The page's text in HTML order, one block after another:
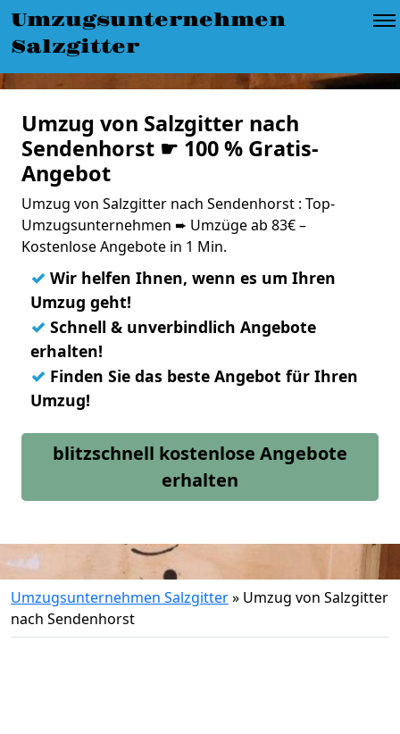
Umzugsunternehmen
Salzgitter
Umzug von Salzgitter nach
Sendenhorst ☛ 100 % Gratis-
Angebot
Umzug von Salzgitter nach Sendenhorst : Top-
Umzugsunternehmen ➨ Umzüge ab 83€ –
Kostenlose Angebote in 1 Min.
✓ Wir helfen Ihnen, wenn es um Ihren
Umzug geht!
✓ Schnell & unverbindlich Angebote
erhalten!
✓ Finden Sie das beste Angebot für Ihren
Umzug!
blitzschnell kostenlose Angebote
erhalten
Umzugsunternehmen Salzgitter» Umzug von Salzgitter
nach Sendenhorst